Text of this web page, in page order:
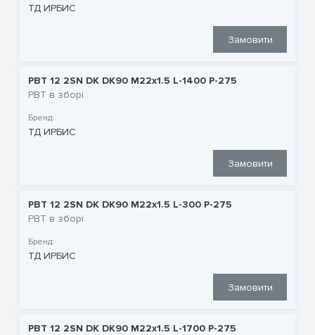
ТД ИРБИС
Замовити
РВТ 12 2SN DK DK90 M22x1.5 L-1400 P-275
РВТ в зборі
Бренд:
ТД ИРБИС
Замовити
РВТ 12 2SN DK DK90 M22x1.5 L-300 P-275
РВТ в зборі
Бренд:
ТД ИРБИС
Замовити
РВТ 12 2SN DK DK90 M22x1.5 L-1700 P-275